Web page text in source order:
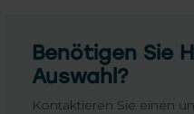
Benötigen Sie
Auswahl?
Kontaktieren Sie einen